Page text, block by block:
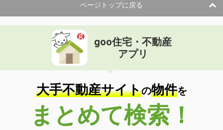
間取り
1K
香川県高松市神在川窪町
価 格
住 所
香川県高松市神在川窪町
専有面積 23.18m²
間取り
1K
香川県善通寺市生野本町１丁目
価 格
5.10万円
ページトップに戻る
goo住宅・不動産
アプリ
大手不動産サイトの物件を
まとめて検索！